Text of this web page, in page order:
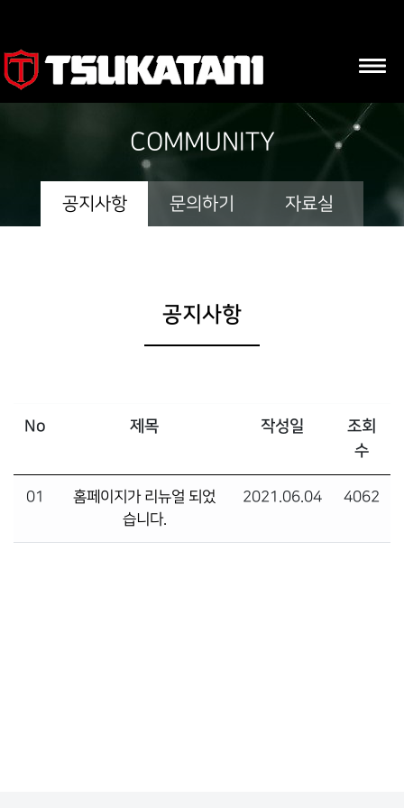
COMMUNITY
공지사항 문의하기 자료실
공지사항
No 제목 작성일
조회
수
01
홈페이지가 리뉴얼 되었
습니다.
2021.06.04 4062